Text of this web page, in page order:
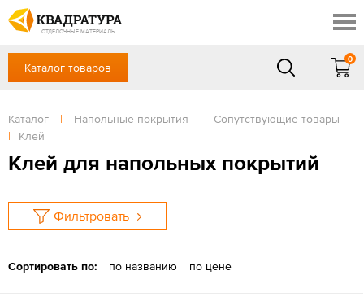
ОТДЕЛОЧНЫЕ МАТЕРИАЛЫ
Скидки
Акции
Готовые решения
Доставка и оплата
Отзывы
+7 (863) 309-13-16
Сб, Вс — выходной
ЗАКАЗАТЬ ЗВОНОК
Вход / Регистрация
Каталог товаров
0
Каталог | Напольные покрытия |
Сопутствующие товары
|
Клей
Клей для напольных покрытий
Фильтровать
Сортировать по: по названию по цене